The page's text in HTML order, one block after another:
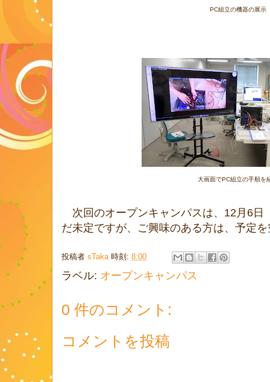
PC組立の機器の展示
大画面でPC組立の手順を
次回のオープンキャンパスは、12月6日
だ未定ですが、ご興味のある方は、予定
投稿者 sTaka 時刻: 8:00
ラベル: オープンキャンパス
0 件のコメント:
コメントを投稿